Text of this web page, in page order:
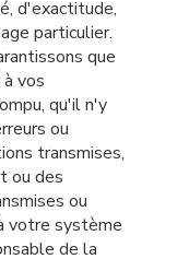
d'exactitude,
particulier.
que
vos
qu'il n'y
ou
transmises,
ou des
ou
votre système
de la